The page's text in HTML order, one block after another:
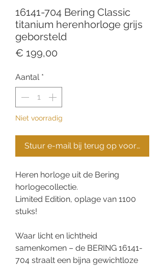
16141-704 Bering Classic
titanium herenhorloge grijs
geborsteld
€ 199,00
Aantal *
Niet voorradig
Stuur e-mail bij terug op voorraad
Heren horloge uit de Bering
horlogecollectie.
Limited Edition, oplage van 1100
stuks!
Waar licht en lichtheid
samenkomen – de BERING 16141-
704 straalt een bijna gewichtloze